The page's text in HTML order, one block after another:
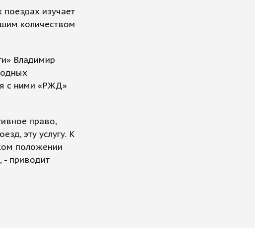
изучает
количеством
Владимир
с ними «РЖД»
право,
эту услугу. К
положении
- приводит